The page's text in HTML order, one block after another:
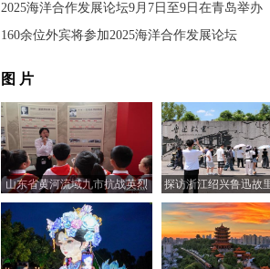
2025海洋合作发展论坛9月7日至9日在青岛举办
160余位外宾将参加2025海洋合作发展论坛
图 片
山东省黄河流域九市抗战英烈
事迹展在济南开展
探访浙江绍兴鲁迅故
声人气不减